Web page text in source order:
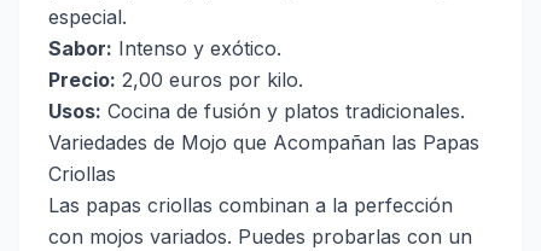
especial.
Sabor: Intenso y exótico.
Precio: 2,00 euros por kilo.
Usos: Cocina de fusión y platos tradicionales.
Variedades de Mojo que Acompañan las Papas
Criollas
Las papas criollas combinan a la perfección
con mojos variados. Puedes probarlas con un